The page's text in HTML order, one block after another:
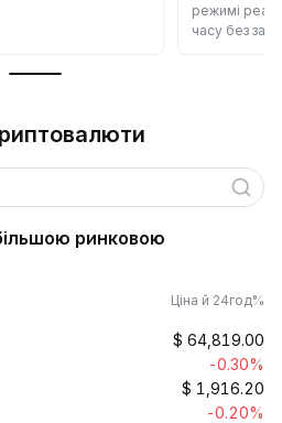
ринковою
Ціна й 24год%
$ 64,819.00
-0.30%
$ 1,916.20
-0.20%